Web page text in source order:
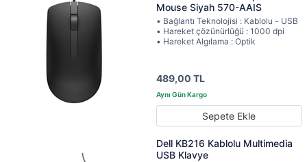
Mouse Siyah 570-AAIS
• Bağlantı Teknolojisi : Kablolu - USB
• Hareket çözünürlüğü : 1000 dpi
• Hareket Algılama : Optik
489,00 TL
Sepete Ekle
Dell KB216 Kablolu Multimedia
USB Klavye